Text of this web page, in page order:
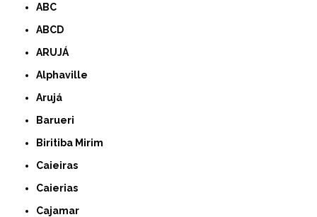
ABC
ABCD
ARUJÁ
Alphaville
Arujá
Barueri
Biritiba Mirim
Caieiras
Caierias
Cajamar